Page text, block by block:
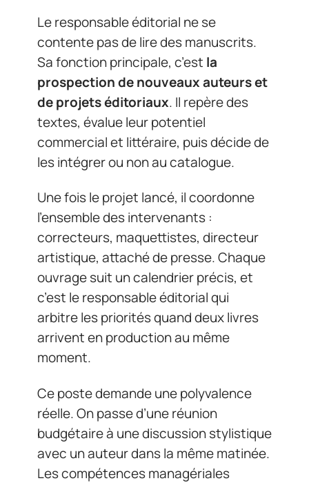
Le responsable éditorial ne se
contente pas de lire des manuscrits.
Sa fonction principale, c’est la
prospection de nouveaux auteurs et
de projets éditoriaux. Il repère des
textes, évalue leur potentiel
commercial et littéraire, puis décide de
les intégrer ou non au catalogue.
Une fois le projet lancé, il coordonne
l’ensemble des intervenants :
correcteurs, maquettistes, directeur
artistique, attaché de presse. Chaque
ouvrage suit un calendrier précis, et
c’est le responsable éditorial qui
arbitre les priorités quand deux livres
arrivent en production au même
moment.
Ce poste demande une polyvalence
réelle. On passe d’une réunion
budgétaire à une discussion stylistique
avec un auteur dans la même matinée.
Les compétences managériales